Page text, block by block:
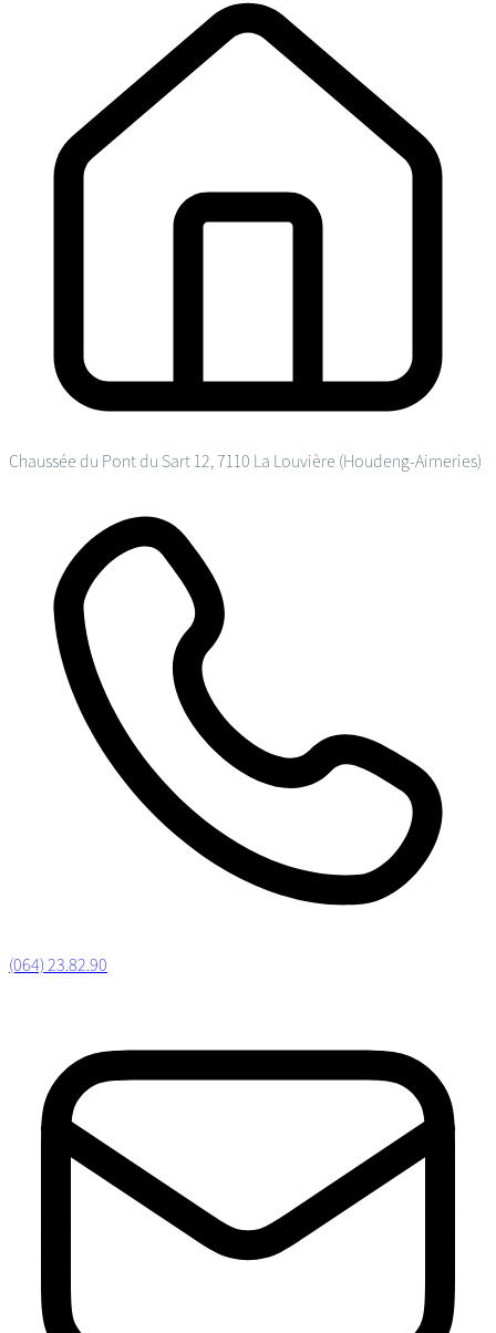
Chaussée du Pont du Sart 12, 7110 La Louvière (Houdeng-Aimeries)
(064) 23.82.90